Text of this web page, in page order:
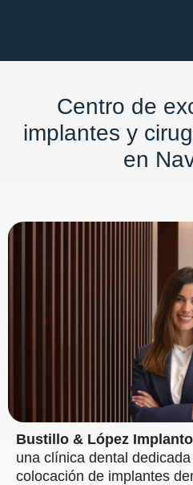
Centro de
implantes y
en
Bustillo & López
una clínica dental
colocación de implantes